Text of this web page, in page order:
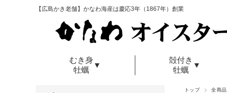
【広島かき老舗】かなわ海産は慶応3年（1867年）創業
むき身
牡蠣
▼
殻付き
牡蠣
▼
トップ 全商品